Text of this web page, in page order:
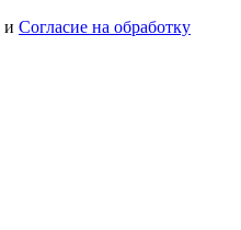
и Согласие на обработку